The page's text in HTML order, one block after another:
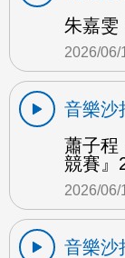
朱嘉雯
2026/06/
音樂沙
蕭子程
競賽』
2026/06/
音樂沙